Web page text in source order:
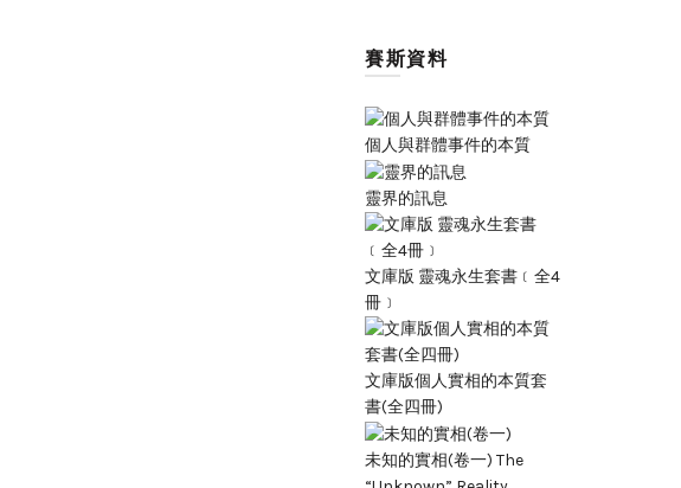
賽斯資料
個人與群體事件的本質
靈界的訊息
文庫版 靈魂永生套書﹝全4
冊﹞
文庫版個人實相的本質套
書(全四冊)
未知的實相(卷一) The